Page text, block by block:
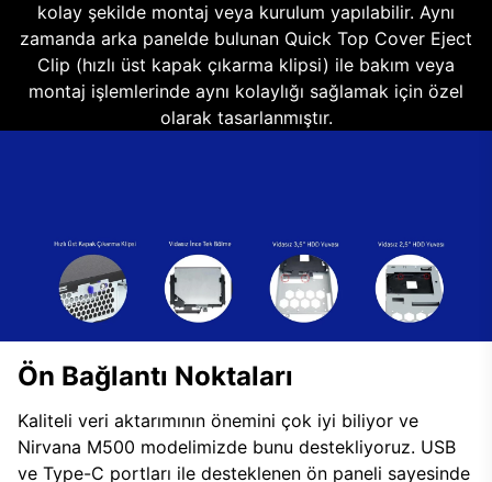
kolay şekilde montaj veya kurulum yapılabilir. Aynı
zamanda arka panelde bulunan Quick Top Cover Eject
Clip (hızlı üst kapak çıkarma klipsi) ile bakım veya
montaj işlemlerinde aynı kolaylığı sağlamak için özel
olarak tasarlanmıştır.
Ön Bağlantı Noktaları
Kaliteli veri aktarımının önemini çok iyi biliyor ve
Nirvana M500 modelimizde bunu destekliyoruz. USB
ve Type-C portları ile desteklenen ön paneli sayesinde